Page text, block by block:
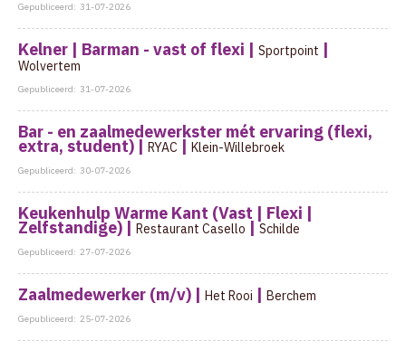
Gepubliceerd: 31-07-2026
Kelner | Barman - vast of flexi | Sportpoint |
Wolvertem
Gepubliceerd: 31-07-2026
Bar - en zaalmedewerkster mét ervaring (flexi,
extra, student) | RYAC | Klein-Willebroek
Gepubliceerd: 30-07-2026
Keukenhulp Warme Kant (Vast | Flexi |
Zelfstandige) | Restaurant Casello |Schilde
Gepubliceerd: 27-07-2026
Zaalmedewerker (m/v) | Het Rooi | Berchem
Gepubliceerd: 25-07-2026